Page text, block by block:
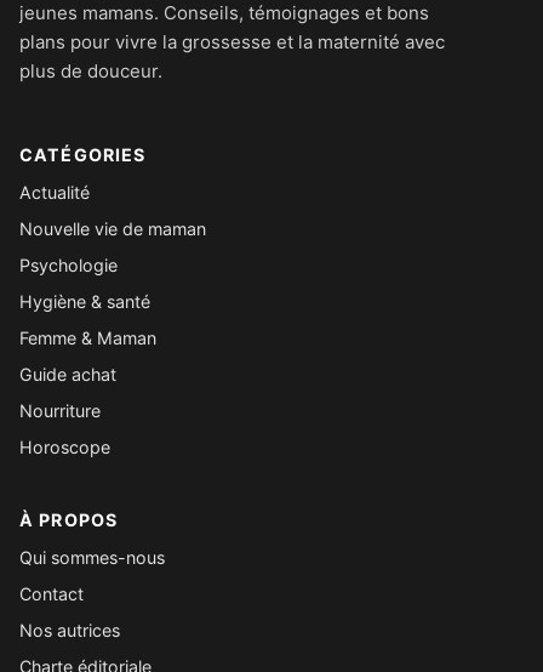
jeunes mamans. Conseils, témoignages et bons
plans pour vivre la grossesse et la maternité avec
plus de douceur.
CATÉGORIES
Actualité
Nouvelle vie de maman
Psychologie
Hygiène & santé
Femme & Maman
Guide achat
Nourriture
Horoscope
À PROPOS
Qui sommes-nous
Contact
Nos autrices
Charte éditoriale